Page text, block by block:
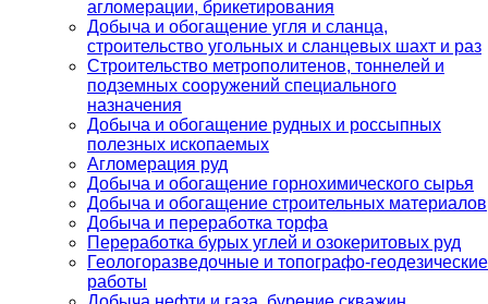
агломерации, брикетирования
Добыча и обогащение угля и сланца,
строительство угольных и сланцевых шахт и раз
Строительство метрополитенов, тоннелей и
подземных сооружений специального
назначения
Добыча и обогащение рудных и россыпных
полезных ископаемых
Агломерация руд
Добыча и обогащение горнохимического сырья
Добыча и обогащение строительных материалов
Добыча и переработка торфа
Переработка бурых углей и озокеритовых руд
Геологоразведочные и топографо-геодезические
работы